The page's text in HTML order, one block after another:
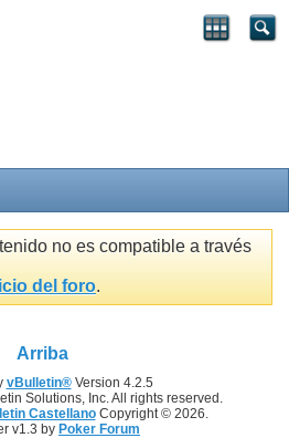
no es compatible a través
del foro.
Arriba
vBulletin®Version 4.2.5
Solutions, Inc. All rights reserved.
CastellanoCopyright © 2026.
v1.3 by Poker Forum